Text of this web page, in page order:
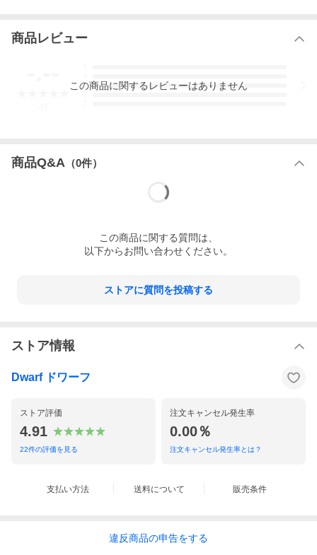
商品レビュー
3
この商品に関するレビューはありません
商品Q&A （0件）
この商品に関する質問は、
以下からお問い合わせください。
ストアに質問を投稿する
ストア情報
Dwarf ドワーフ
ストア評価
4.91
22件の評価を見る
注文キャンセル発生率
0.00％
注文キャンセル発生率とは？
支払い方法 送料について 販売条件
違反商品の申告をする